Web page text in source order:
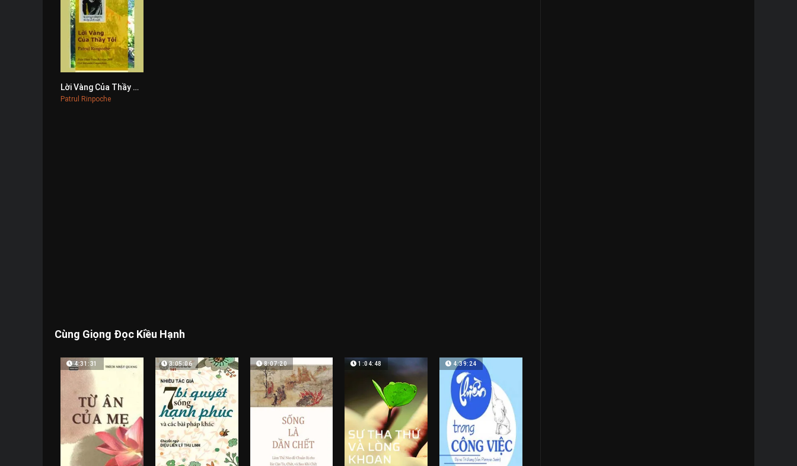
0
Lời Vàng Của Thầy Tôi
Patrul Rinpoche
Cùng Giọng Đọc Kiều Hạnh
4:31:31 3:05:06 8:07:20 1:04:48 4:39:24